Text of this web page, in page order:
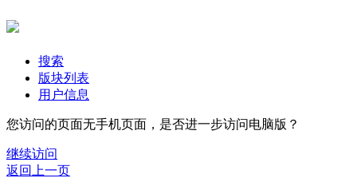
搜索
版块列表
用户信息
您访问的页面无手机页面，是否进一步访问电脑版？
继续访问
返回上一页